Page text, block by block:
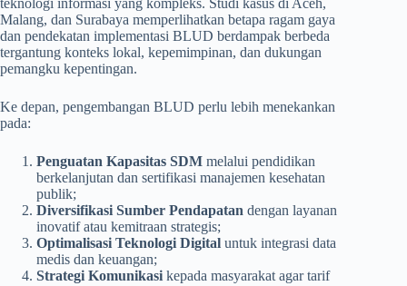
teknologi informasi yang kompleks. Studi kasus di Aceh,
Malang, dan Surabaya memperlihatkan betapa ragam gaya
dan pendekatan implementasi BLUD berdampak berbeda
tergantung konteks lokal, kepemimpinan, dan dukungan
pemangku kepentingan.
Ke depan, pengembangan BLUD perlu lebih menekankan
pada:
Penguatan Kapasitas SDM melalui pendidikan
berkelanjutan dan sertifikasi manajemen kesehatan
publik;
Diversifikasi Sumber Pendapatan dengan layanan
inovatif atau kemitraan strategis;
Optimalisasi Teknologi Digital untuk integrasi data
medis dan keuangan;
Strategi Komunikasi kepada masyarakat agar tarif